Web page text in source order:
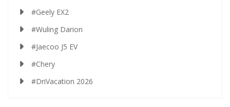
#Geely EX2
#Wuling Darion
#Jaecoo J5 EV
#Chery
#DriVacation 2026